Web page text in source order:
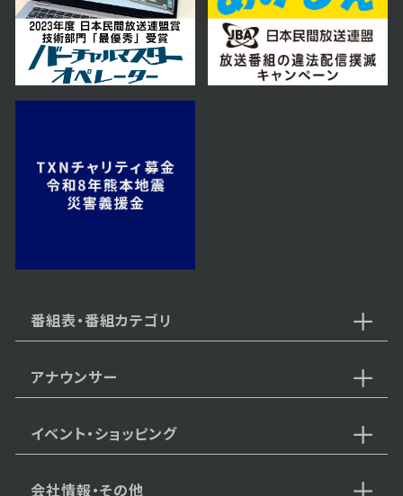
番組表・番組カテゴリ
アナウンサー
イベント・ショッピング
会社情報・その他